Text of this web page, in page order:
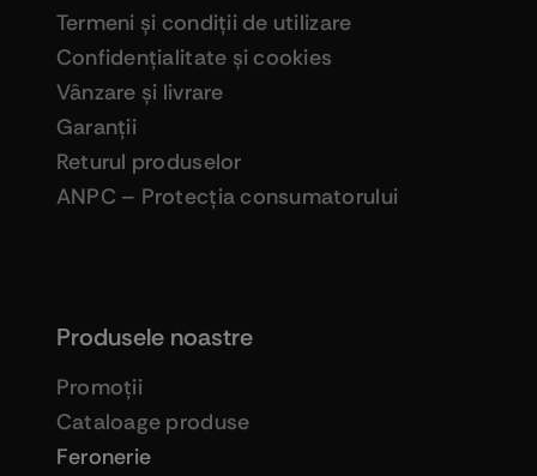
Produsele noastre
Promoţii
Cataloage produse
Feronerie
Termeni şi condiţii de utilizare
Confidenţialitate şi cookies
Vânzare şi livrare
Garanţii
Returul produselor
ANPC – Protecţia consumatorului